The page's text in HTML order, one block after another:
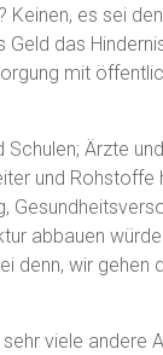
Keinen, es sei
Geld das
mit
Schulen; Ärzte
und
abbauen
denn, wir gehen
viele andere